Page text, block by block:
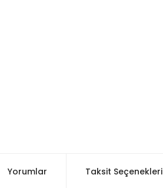
Yorumlar Taksit Seçenekleri